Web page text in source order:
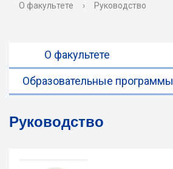
О факультете
› Руководство
О факультете
Образовательные программы
Руководство